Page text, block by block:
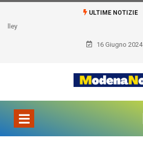
ULTIME NOTIZIE
16 Giugno 2024